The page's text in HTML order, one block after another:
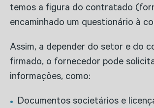
temos a figura do contratado
encaminhado um questionário à
Assim, a depender do setor e do
firmado, o fornecedor pode
informações, como:
Documentos societários e